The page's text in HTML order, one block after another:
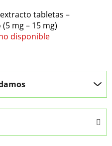
tabletas –
mg – 15 mg)
disponible